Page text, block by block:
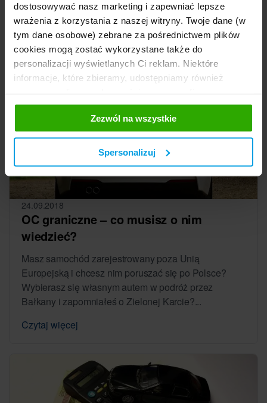
dostosowywać nasz marketing i zapewniać lepsze
wrażenia z korzystania z naszej witryny. Twoje dane (w
tym dane osobowe) zebrane za pośrednictwem plików
cookies mogą zostać wykorzystane także do
personalizacji wyświetlanych Ci reklam. Niektóre
informacje, które zbieramy, udostępniamy również
reklamowym i analitycznym, z którymi współpracujemy.
Te z kolei mogą łączyć te informacje z innymi
informacjami, które im przekazałeś, korzystając z ich
usług. Prosimy o Twoją zgodę.
Zezwól na wszystkie
Spersonalizuj
Teoretycznie – w momencie sprzedaży samochodu,
wszelkie prawa i obowiązki związane z
ubezpieczeniem OC przechodzą na nowego
właściciela. W takim razie, problem ewentualnej...
Czytaj więcej
24.09.2018
OC graniczne – co musisz o nim
wiedzieć?
Masz samochód zarejestrowany poza Unią
Europejską i chcesz nim poruszać się po Polsce?
Wybierasz się własnym autem w podróż przez
Bałkany i zapomniałeś o Zielonej Karcie?...
Czytaj więcej